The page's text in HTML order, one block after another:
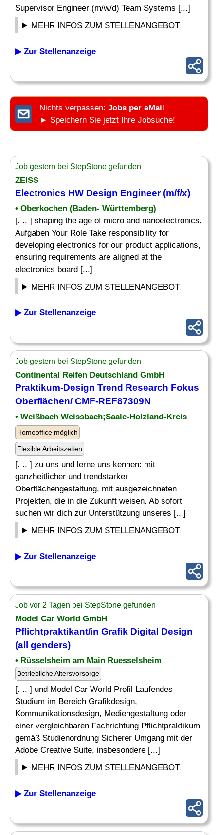
Supervisor Engineer (m/w/d) Team Systems [...]
MEHR INFOS ZUM STELLENANGEBOT
▶ Zur Stellenanzeige
Nichts verpassen: Jobs per eMail
► Speichern Sie jetzt Ihre Jobsuche!
Job gestern bei StepStone gefunden
ZEISS
Electronics HW Design Engineer (m/f/x)
• Oberkochen (Baden- Württemberg)
[. .. ] shaping the age of micro and nanoelectronics.
Aufgaben Your Role Take responsibility for
developing electronics for our product applications,
ensuring requirements are aligned at the
electronics board [...]
MEHR INFOS ZUM STELLENANGEBOT
▶ Zur Stellenanzeige
Job gestern bei StepStone gefunden
Continental Reifen Deutschland GmbH
Praktikum-Design Trend Research Fokus
Oberflächen/ CMF-REF87309N
• Weißbach Weissbach;Saale-Holzland-Kreis
Homeoffice möglich
Flexible Arbeitszeiten
[. .. ] zu uns und lerne uns kennen: mit
ganzheitlicher und trendstarker
Oberflächengestaltung, mit ausgezeichneten
Projekten, die in die Zukunft weisen. Ab sofort
suchen wir dich zur Unterstützung unseres [...]
MEHR INFOS ZUM STELLENANGEBOT
▶ Zur Stellenanzeige
Job vor 2 Tagen bei StepStone gefunden
Model Car World GmbH
Pflichtpraktikant/in Grafik Digital Design
(all genders)
• Rüsselsheim am Main Ruesselsheim
Betriebliche Altersvorsorge
[. .. ] und Model Car World Profil Laufendes
Studium im Bereich Grafikdesign,
Kommunikationsdesign, Mediengestaltung oder
einer vergleichbaren Fachrichtung Pflichtpraktikum
gemäß Studienordnung Sicherer Umgang mit der
Adobe Creative Suite, insbesondere [...]
MEHR INFOS ZUM STELLENANGEBOT
▶ Zur Stellenanzeige